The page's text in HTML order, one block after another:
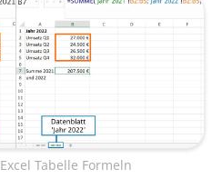
Excel Tabelle Formeln